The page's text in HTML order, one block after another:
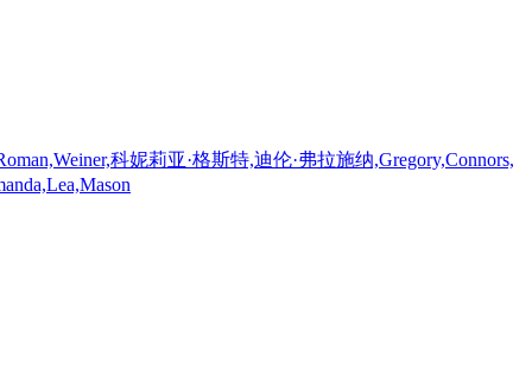
科妮莉亚·格斯特,迪伦·弗拉施纳,Gregory,Connors,